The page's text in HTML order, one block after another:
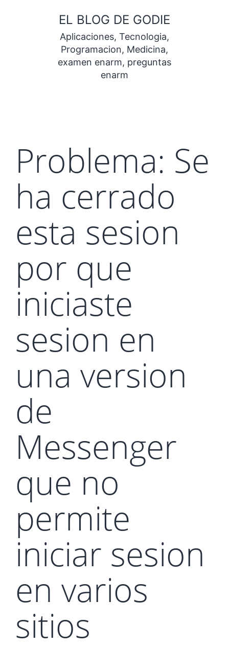
contenido
EL BLOG DE GODIE
Aplicaciones, Tecnologia,
Programacion, Medicina,
examen enarm, preguntas
enarm
Problema: Se
ha cerrado
esta sesion
por que
iniciaste
sesion en
una version
de
Messenger
que no
permite
iniciar sesion
en varios
sitios